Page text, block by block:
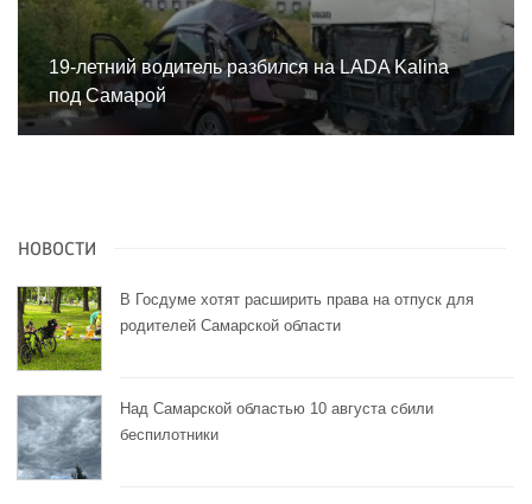
19-летний водитель разбился на LADA Kalina
под Самарой
НОВОСТИ
В Госдуме хотят расширить права на отпуск для
родителей Самарской области
Над Самарской областью 10 августа сбили
беспилотники